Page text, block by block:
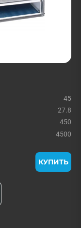
45
27.8
450
4500
КУПИТЬ